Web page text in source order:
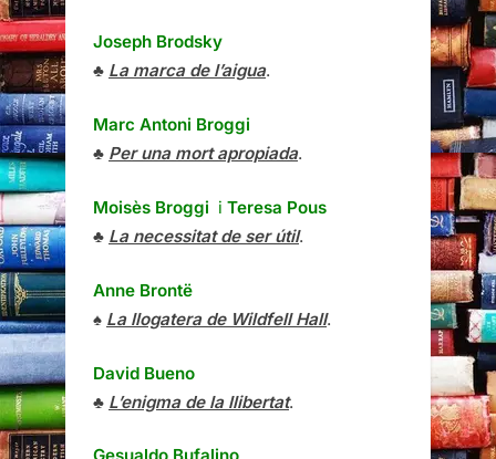
Joseph Brodsky
♣ La marca de l’aigua.
Marc Antoni Broggi
♣ Per una mort apropiada.
Moisès Broggi i Teresa Pous
♣ La necessitat de ser útil.
Anne Brontë
♠ La llogatera de Wildfell Hall.
David Bueno
♣ L’enigma de la llibertat.